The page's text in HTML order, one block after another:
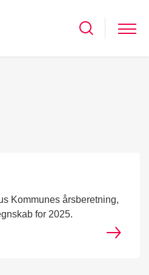
Kommunes årsberetning,
for 2025.